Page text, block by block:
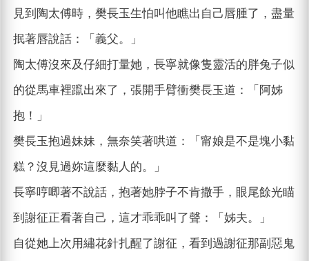
見到陶太傅時，樊長玉生怕叫他瞧出自己唇腫了，盡量
抿著唇說話：「義父。」
陶太傅沒來及仔細打量她，長寧就像隻靈活的胖兔子似
的從馬車裡躥出來了，張開手臂衝樊長玉道：「阿姊
抱！」
樊長玉抱過妹妹，無奈笑著哄道：「甯娘是不是塊小黏
糕？沒見過妳這麼黏人的。」
長寧哼唧著不說話，抱著她脖子不肯撒手，眼尾餘光瞄
到謝征正看著自己，這才乖乖叫了聲：「姊夫。」
自從她上次用繡花針扎醒了謝征，看到過謝征那副惡鬼